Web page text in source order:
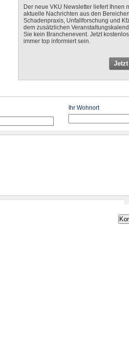
Der neue VKU Newsletter liefert Ihnen
aktuelle Nachrichten aus den Bereichen
Schadenpraxis, Unfallforschung und
dem zusätzlichen
Sie kein Branchenevent. Jetzt
immer top informiert sein.
Ihr Wohnort